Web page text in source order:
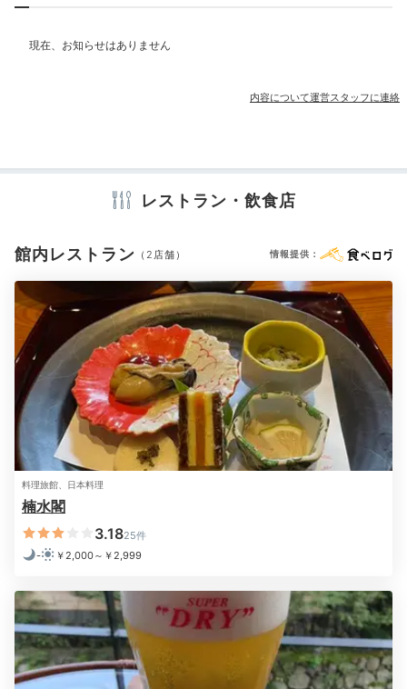
季節の会席料理
夕食一例① 夕
浴衣姿で食事処へ。九州の山・川・海の幸を使った、季
節感あふれる和会席料理を味わいましょう。「基本会
席」の他、時期によっては贅沢な「特選会席」や、旨味
たっぷりの和牛や玄界灘の旬魚を使ったコースが登場す
ることも。
和牛ステーキがメインのコースにしました。
は最高！量も丁度良かったです。
Freetime
露天風呂付客室
冷蔵庫 セーフティボックス 洗浄機付トイレ
シャワーキャップ タオル ドライヤー お茶セット
※設備・アメニティは、確認が取れている情報を表示しています。
内容について運営スタッフに連絡
レストラン・飲食店
館内レストラン （2店舗） 情報提供：
料理旅館、日本料理
楠水閣
3.1825件
-
￥2,000～￥2,999